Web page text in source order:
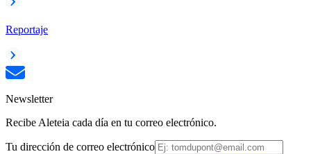
Reportaje
Newsletter
Recibe Aleteia cada día en tu correo electrónico.
Tu dirección de correo electrónico